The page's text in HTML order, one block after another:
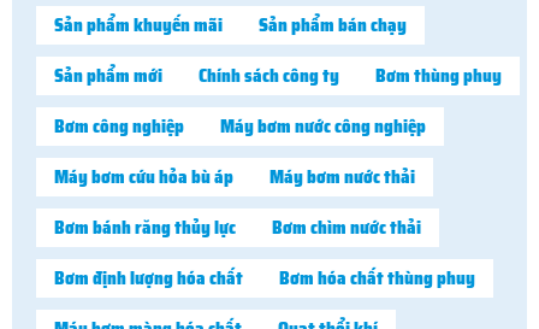
Sản phẩm khuyến mãi
Sản phẩm bán chạy
Sản phẩm mới
Chính sách công ty
Bơm thùng phuy
Bơm công nghiệp
Máy bơm nước công nghiệp
Máy bơm cứu hỏa bù áp
Máy bơm nước thải
Bơm bánh răng thủy lực
Bơm chìm nước thải
Bơm định lượng hóa chất
Bơm hóa chất thùng phuy